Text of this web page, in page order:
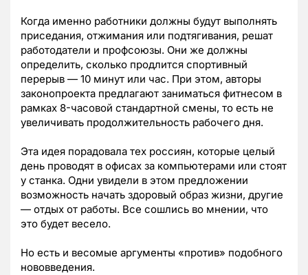
Когда именно работники должны будут выполнять
приседания, отжимания или подтягивания, решат
работодатели и профсоюзы. Они же должны
определить, сколько продлится спортивный
перерыв — 10 минут или час. При этом, авторы
законопроекта предлагают заниматься фитнесом в
рамках 8-часовой стандартной смены, то есть не
увеличивать продолжительность рабочего дня.
Эта идея порадовала тех россиян, которые целый
день проводят в офисах за компьютерами или стоят
у станка. Одни увидели в этом предложении
возможность начать здоровый образ жизни, другие
— отдых от работы. Все сошлись во мнении, что
это будет весело.
Но есть и весомые аргументы «против» подобного
нововведения.